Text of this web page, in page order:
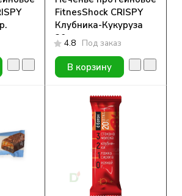
FitnesShock CRISPY
Клубника-Кукуруза
30гр.
4.8 Под заказ
В корзину